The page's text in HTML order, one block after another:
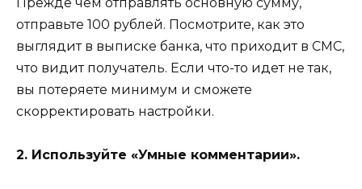
отправьте 100 рублей. Посмотрите, как это
выглядит в выписке банка, что приходит в СМС,
что видит получатель. Если что-то идет не так,
вы потеряете минимум и сможете
скорректировать настройки.
2. Используйте «Умные комментарии».